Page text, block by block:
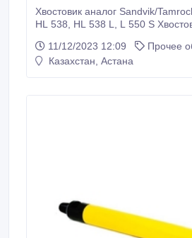
Хвостовик аналог Sandvik/Tamrock 438
HL 538, HL 538 L, L 550 S Хвостовик / Shank adapter
Кат.номер/Резьба/Длина/Диаметр
450мм / 38мм 90516091 / R38 /
специалисты осуществляют
11/12/2023 12:09
Прочее
Казахстан, Астана